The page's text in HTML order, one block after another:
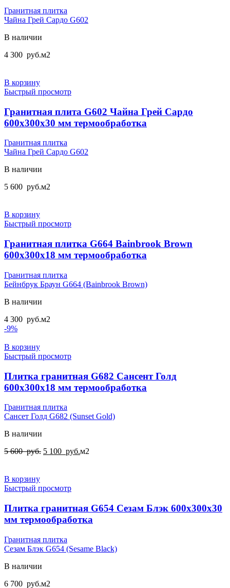
Гранитная плитка
Чайна Грей Сардо G602
В наличии
4 300 руб.м2
В корзину
Быстрый просмотр
Гранитная плита G602 Чайна Грей Сардо
600x300x30 мм термообработка
Гранитная плитка
Чайна Грей Сардо G602
В наличии
5 600 руб.м2
В корзину
Быстрый просмотр
Гранитная плитка G664 Bainbrook Brown
600x300x18 мм термообработка
Гранитная плитка
Бейнбрук Браун G664 (Bainbrook Brown)
В наличии
4 300 руб.м2
-9%
В корзину
Быстрый просмотр
Плитка гранитная G682 Сансент Голд
600x300x18 мм термообработка
Гранитная плитка
Сансет Голд G682 (Sunset Gold)
В наличии
5 600руб. Первоначальная
600
5 100 руб.Текущая
м2
В корзину
Быстрый просмотр
Плитка гранитная G654 Сезам Блэк 600x300x30
мм термообработка
Гранитная плитка
Сезам Блэк G654 (Sesame Black)
В наличии
6 700 руб.м2